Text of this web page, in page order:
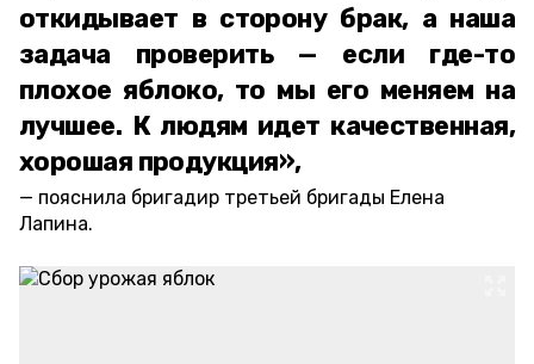
откидывает в сторону брак, а наша
задача проверить — если где-то
плохое яблоко, то мы его меняем на
лучшее. К людям идет качественная,
хорошая продукция»,
пояснила бригадир третьей бригады Елена
Лапина.